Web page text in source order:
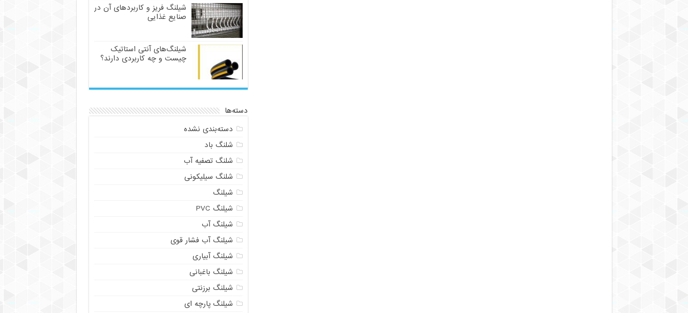
شیلنگ فریز و کاربردهای آن در
صنایع غذایی
شیلنگ‌های آنتی استاتیک
چیست و چه کاربردی دارند؟
دسته‌ها
دسته‌بندی نشده
شلنگ باد
شلنگ تصفیه آب
شلنگ سیلیکونی
شیلنگ
شیلنگ PVC
شیلنگ آب
شیلنگ آب فشار قوی
شیلنگ آبیاری
شیلنگ باغبانی
شیلنگ برزنتی
شیلنگ پارچه ای